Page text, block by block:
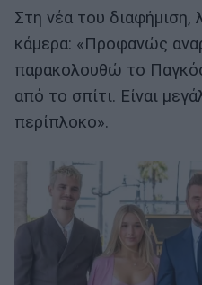
Στη νέα του διαφήμιση,
κάμερα: «Προφανώς
παρακολουθώ το
από το σπίτι. Είναι
περίπλοκο».